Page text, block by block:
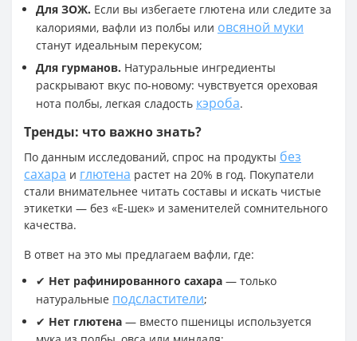
Для ЗОЖ. Если вы избегаете глютена или следите за
калориями, вафли из полбы или овсяной муки
станут идеальным перекусом;
Для гурманов. Натуральные ингредиенты
раскрывают вкус по-новому: чувствуется ореховая
нота полбы, легкая сладость кэроба.
Тренды: что важно знать?
По данным исследований, спрос на продукты без
сахара и глютена растет на 20% в год. Покупатели
стали внимательнее читать составы и искать чистые
этикетки — без «Е-шек» и заменителей сомнительного
качества.
В ответ на это мы предлагаем вафли, где:
✔ Нет рафинированного сахара — только
натуральные подсластители;
✔ Нет глютена — вместо пшеницы используется